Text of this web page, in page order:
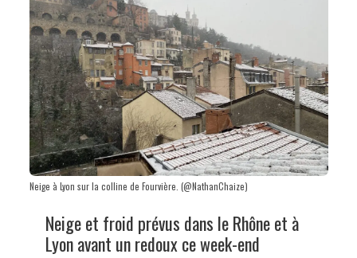
Neige à Lyon sur la colline de Fourvière. (@NathanChaize)
Neige et froid prévus dans le Rhône et à
Lyon avant un redoux ce week-end